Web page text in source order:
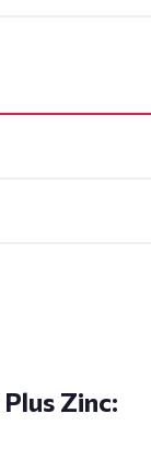
Zinc: